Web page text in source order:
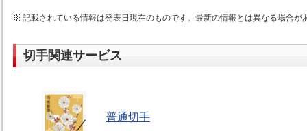
記載されている情報は発表日現在のものです。最新の情報とは異なる場合が
切手関連サービス
普通切手